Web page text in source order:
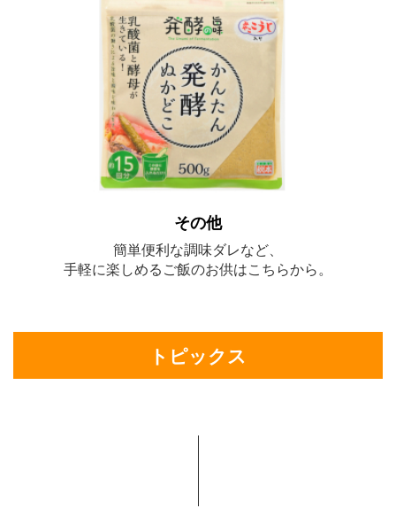
その他
簡単便利な調味ダレなど、
手軽に楽しめるご飯のお供はこちらから。
トピックス